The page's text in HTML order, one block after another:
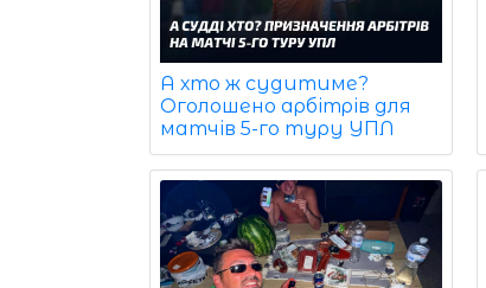
А хто ж судитиме?
Оголошено арбітрів для
матчів 5-го туру УПЛ